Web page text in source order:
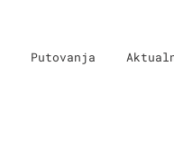
Putovanja